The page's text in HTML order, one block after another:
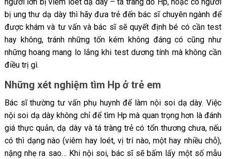
bị ung thư dạ dày thì hãy đưa trẻ đến bác sĩ chuyên ngành để
được khám và tư vấn và bác sĩ sẽ quyết định bé có cần test
hay không, tránh những tốn kém không đáng có cũng như
những hoang mang lo lắng khi test dương tính mà không cần
điều trị gì.
Những xét nghiệm tìm Hp ở trẻ em
Bác sĩ thường tư vấn phụ huynh để làm nội soi dạ dày. Việc
nội soi dạ dày không chỉ để tìm Hp mà quan trọng hơn là đánh
giá thực quản, dạ dày và tá tràng trẻ có tổn thương chưa, nếu
có thì dạng nào (viêm hay loét, vị trí nào, một hay nhiều chỗ),
nặng nhẹ ra sao… Khi nội soi, bác sĩ sẽ bấm lấy một số mẫu